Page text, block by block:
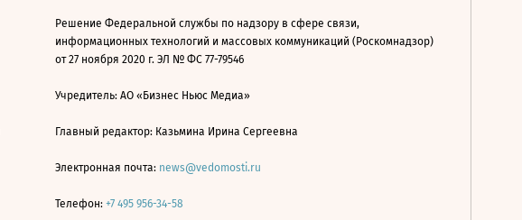
Решение Федеральной службы по надзору в сфере связи,
информационных технологий и массовых коммуникаций (Роскомнадзор)
от 27 ноября 2020 г. ЭЛ № ФС 77-79546
Учредитель: АО «Бизнес Ньюс Медиа»
Главный редактор: Казьмина Ирина Сергеевна
Электронная почта: news@vedomosti.ru
Телефон: +7 495 956-34-58